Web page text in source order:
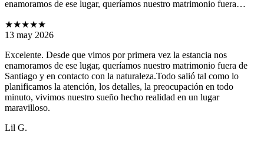
enamoramos de ese lugar, queríamos nuestro matrimonio fuera…
★★★★★
13 may 2026
Excelente. Desde que vimos por primera vez la estancia nos
enamoramos de ese lugar, queríamos nuestro matrimonio fuera de
Santiago y en contacto con la naturaleza.Todo salió tal como lo
planificamos la atención, los detalles, la preocupación en todo
minuto, vivimos nuestro sueño hecho realidad en un lugar
maravilloso.
Lil G.